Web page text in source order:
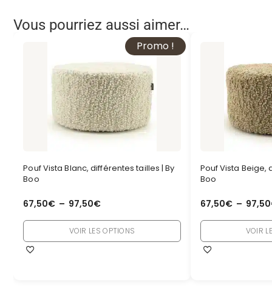
Vous pourriez aussi aimer…
Promo !
Pouf Vista Blanc, différentes tailles | By
Boo
67,50€ – 97,50€
VOIR LES OPTIONS
Pouf Vista Beige,
Boo
67,50€ – 97,50
VOIR